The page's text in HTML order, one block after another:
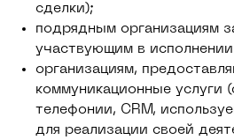
сделки);
подрядным организациям
участвующим в
организациям,
коммуникационные услуги
телефонии, CRM,
для реализации своей